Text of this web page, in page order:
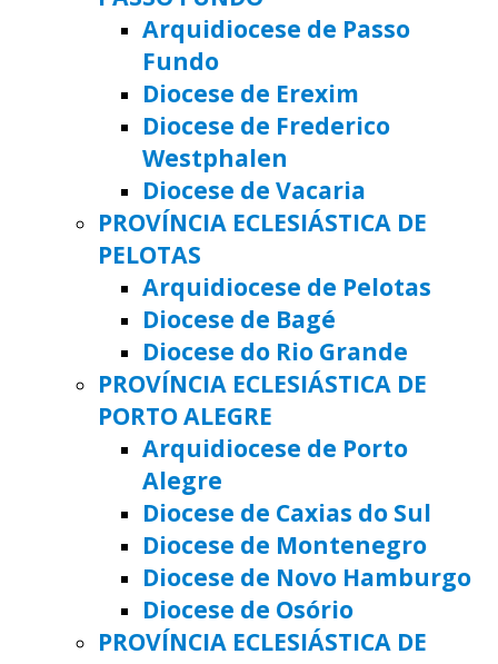
Arquidiocese de Passo
Fundo
Diocese de Erexim
Diocese de Frederico
Westphalen
Diocese de Vacaria
PROVÍNCIA ECLESIÁSTICA DE
PELOTAS
Arquidiocese de Pelotas
Diocese de Bagé
Diocese do Rio Grande
PROVÍNCIA ECLESIÁSTICA DE
PORTO ALEGRE
Arquidiocese de Porto
Alegre
Diocese de Caxias do Sul
Diocese de Montenegro
Diocese de Novo Hamburgo
Diocese de Osório
PROVÍNCIA ECLESIÁSTICA DE